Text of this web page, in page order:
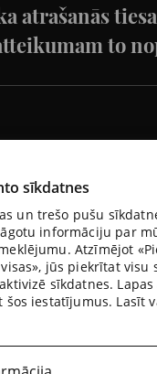
sīkdatnes
un trešo pušu
informāciju par
Atzīmējot
jūs piekrītat
sīkdatnes.
šos iestatījumus. Lasīt
atrašanās
to
info@rusanovs.lv